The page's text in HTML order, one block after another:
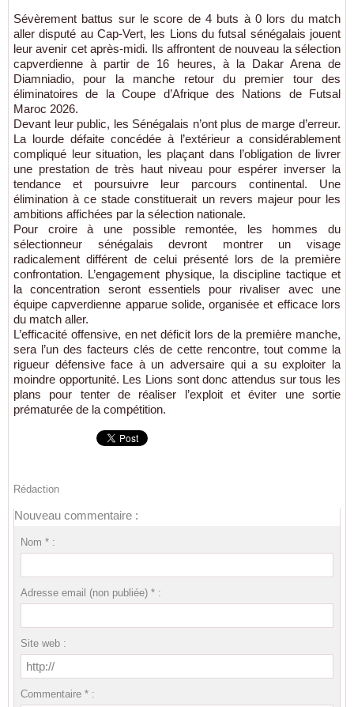
Sévèrement battus sur le score de 4 buts à 0 lors du match
aller disputé au Cap-Vert, les Lions du futsal sénégalais jouent
leur avenir cet après-midi. Ils affrontent de nouveau la sélection
capverdienne à partir de 16 heures, à la Dakar Arena de
Diamniadio, pour la manche retour du premier tour des
éliminatoires de la Coupe d’Afrique des Nations de Futsal
Maroc 2026.
Devant leur public, les Sénégalais n’ont plus de marge d’erreur.
La lourde défaite concédée à l’extérieur a considérablement
compliqué leur situation, les plaçant dans l’obligation de livrer
une prestation de très haut niveau pour espérer inverser la
tendance et poursuivre leur parcours continental. Une
élimination à ce stade constituerait un revers majeur pour les
ambitions affichées par la sélection nationale.
Pour croire à une possible remontée, les hommes du
sélectionneur sénégalais devront montrer un visage
radicalement différent de celui présenté lors de la première
confrontation. L’engagement physique, la discipline tactique et
la concentration seront essentiels pour rivaliser avec une
équipe capverdienne apparue solide, organisée et efficace lors
du match aller.
L’efficacité offensive, en net déficit lors de la première manche,
sera l’un des facteurs clés de cette rencontre, tout comme la
rigueur défensive face à un adversaire qui a su exploiter la
moindre opportunité. Les Lions sont donc attendus sur tous les
plans pour tenter de réaliser l’exploit et éviter une sortie
prématurée de la compétition.
Rédaction
Nouveau commentaire :
Nom * :
Adresse email (non publiée) * :
Site web :
Commentaire * :